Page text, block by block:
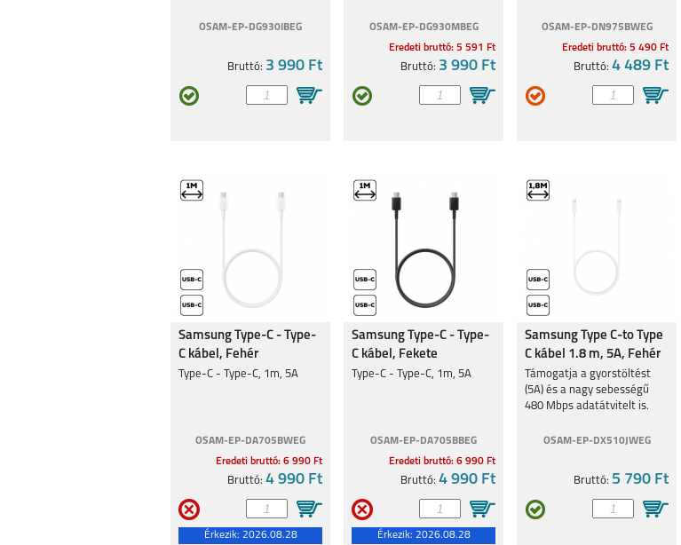
OSAM-EP-DG930IBEG
Bruttó: 3 990 Ft
OSAM-EP-DG930MBEG
Eredeti bruttó: 5 591 Ft
Bruttó: 3 990 Ft
OSAM-EP-DN975BWEG
Eredeti bruttó: 5 490 Ft
Bruttó: 4 489 Ft
Samsung Type-C - Type-
C kábel, Fehér
Type-C - Type-C, 1m, 5A
OSAM-EP-DA705BWEG
Eredeti bruttó: 6 990 Ft
Bruttó: 4 990 Ft
Érkezik: 2026.08.28
Samsung Type-C - Type-
C kábel, Fekete
Type-C - Type-C, 1m, 5A
OSAM-EP-DA705BBEG
Eredeti bruttó: 6 990 Ft
Bruttó: 4 990 Ft
Érkezik: 2026.08.28
Samsung Type C-to Type
C kábel 1.8 m, 5A, Fehér
Támogatja a gyorstöltést
(5A) és a nagy sebességű
480 Mbps adatátvitelt is.
OSAM-EP-DX510JWEG
Bruttó: 5 790 Ft